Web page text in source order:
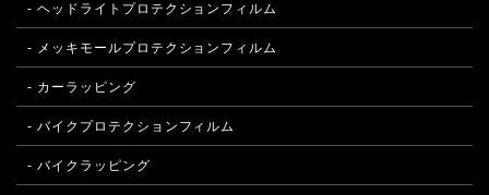
- ヘッドライトプロテクションフィルム
- メッキモールプロテクションフィルム
- カーラッピング
- バイクプロテクションフィルム
- バイクラッピング